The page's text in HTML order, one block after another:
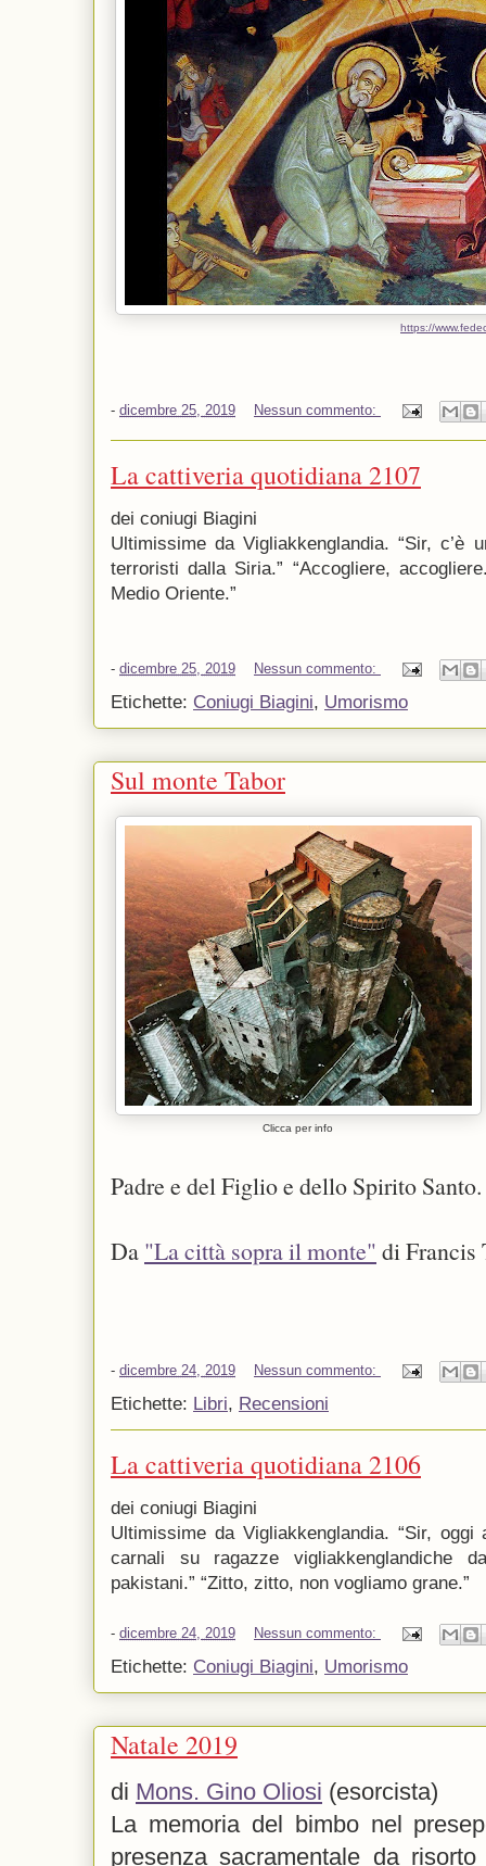
https://
- dicembre 25, 2019 Nessun commento:
La cattiveria quotidiana 2107
dei coniugi Biagini
Ultimissime da Vigliakkenglandia. “Sir,
terroristi dalla Siria.” “Accogliere,
Medio Oriente.”
- dicembre 25, 2019 Nessun commento:
Etichette: Coniugi Biagini, Umorismo
Sul monte Tabor
Clicca per info
Padre e del Figlio e dello Spirito
Da "La città sopra il monte" di Francis
- dicembre 24, 2019 Nessun commento:
Etichette: Libri, Recensioni
La cattiveria quotidiana 2106
dei coniugi Biagini
Ultimissime da Vigliakkenglandia. “Sir,
carnali su ragazze vigliakkenglandiche
pakistani.” “Zitto, zitto, non vogliamo grane.”
- dicembre 24, 2019 Nessun commento:
Etichette: Coniugi Biagini, Umorismo
Natale 2019
di Mons. Gino Oliosi (esorcista)
La memoria del bimbo nel
presenza sacramentale da